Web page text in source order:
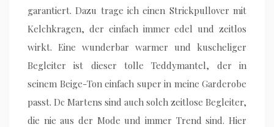
garantiert. Dazu trage ich einen Strickpullover mit
Kelchkragen, der einfach immer edel und zeitlos
wirkt. Eine wunderbar warmer und kuscheliger
Begleiter ist dieser tolle Teddymantel, der in
seinem Beige-Ton einfach super in meine Garderobe
passt. Dc Martens sind auch solch zeitlose Begleiter,
die nie aus der Mode und immer Trend sind. Hier